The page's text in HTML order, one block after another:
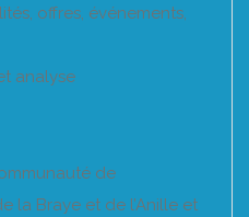
offres, événements,
analyse
de
la Braye et de l’Anille et